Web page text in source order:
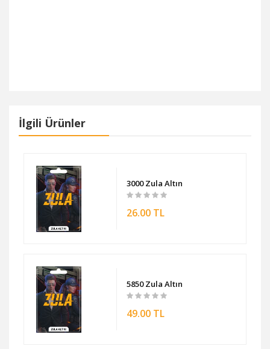
İlgili Ürünler
3000 Zula Altın
26.00 TL
5850 Zula Altın
49.00 TL